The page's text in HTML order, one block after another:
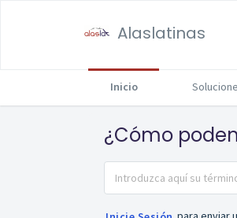
Alaslatinas
Inicio
¿Cómo